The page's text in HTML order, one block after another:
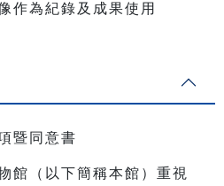
作為紀錄及成果使用
暨同意書
館（以下簡稱本館）重視